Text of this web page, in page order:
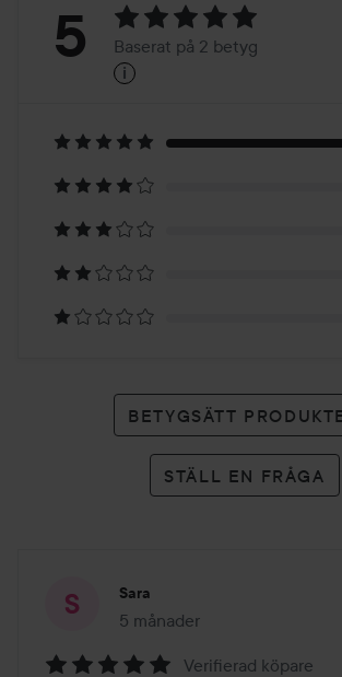
Betyg:
Baserat
på
2
betyg
5 Baserat på 2 betyg
i
BETYGSÄTT
STÄLL EN FRÅGA
Sara
5 månader
Inlägget skapades 5 månader
Verifierad köpare